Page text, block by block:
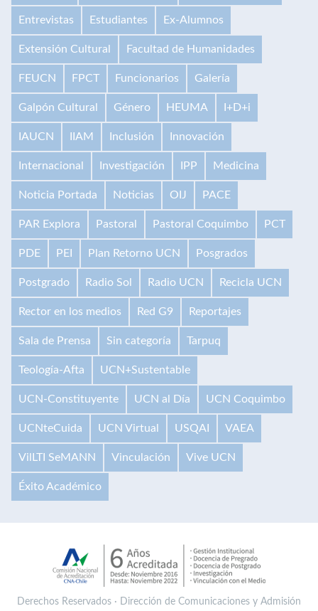
Entrevistas Estudiantes Ex-Alumnos
Extensión Cultural Facultad de Humanidades
FEUCN FPCT Funcionarios Galería
Galpón Cultural Género HEUMA I+D+i
IAUCN IIAM Inclusión Innovación
Internacional Investigación IPP Medicina
Noticia Portada Noticias OIJ PACE
PAR Explora Pastoral Pastoral Coquimbo PCT
PDE PEI Plan Retorno UCN Posgrados
Postgrado Radio Sol Radio UCN Recicla UCN
Rector en los medios Red G9 Reportajes
Sala de Prensa Sin categoría Tarpuq
Teología-Afta UCN+Sustentable
UCN-Constituyente UCN al Día UCN Coquimbo
UCNteCuida UCN Virtual USQAI VAEA
VilLTI SeMANN Vinculación Vive UCN
Éxito Académico
Derechos Reservados · Dirección de Comunicaciones y Admisión